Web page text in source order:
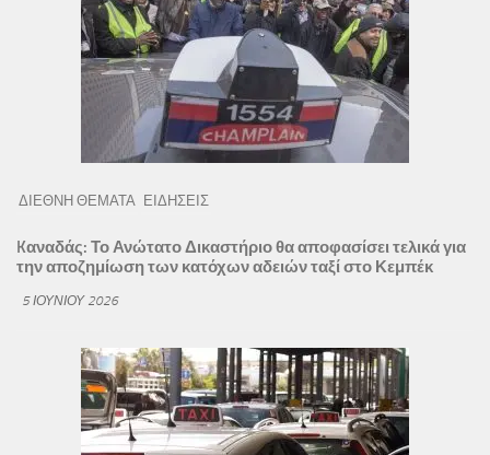
ΔΙΕΘΝΗ ΘΕΜΑΤΑ ΕΙΔΗΣΕΙΣ
Kαναδάς: Το Ανώτατο Δικαστήριο θα αποφασίσει τελικά για
την αποζημίωση των κατόχων αδειών ταξί στο Κεμπέκ
5 ΙΟΥΝΊΟΥ 2026